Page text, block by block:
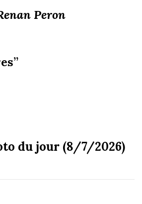
Peron
du jour (8/7/2026)